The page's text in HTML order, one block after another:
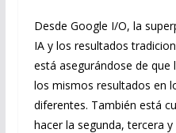
Desde Google I/O, la
IA y los resultados
está asegurándose de
los mismos resultados en
diferentes. También está
hacer la segunda, tercera